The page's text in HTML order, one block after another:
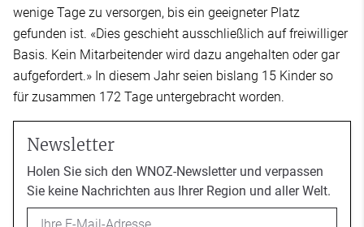
wenige Tage zu versorgen, bis ein geeigneter Platz
gefunden ist. «Dies geschieht ausschließlich auf freiwilliger
Basis. Kein Mitarbeitender wird dazu angehalten oder gar
aufgefordert.» In diesem Jahr seien bislang 15 Kinder so
für zusammen 172 Tage untergebracht worden.
Newsletter
Holen Sie sich den WNOZ-Newsletter und verpassen
Sie keine Nachrichten aus Ihrer Region und aller Welt.
Email